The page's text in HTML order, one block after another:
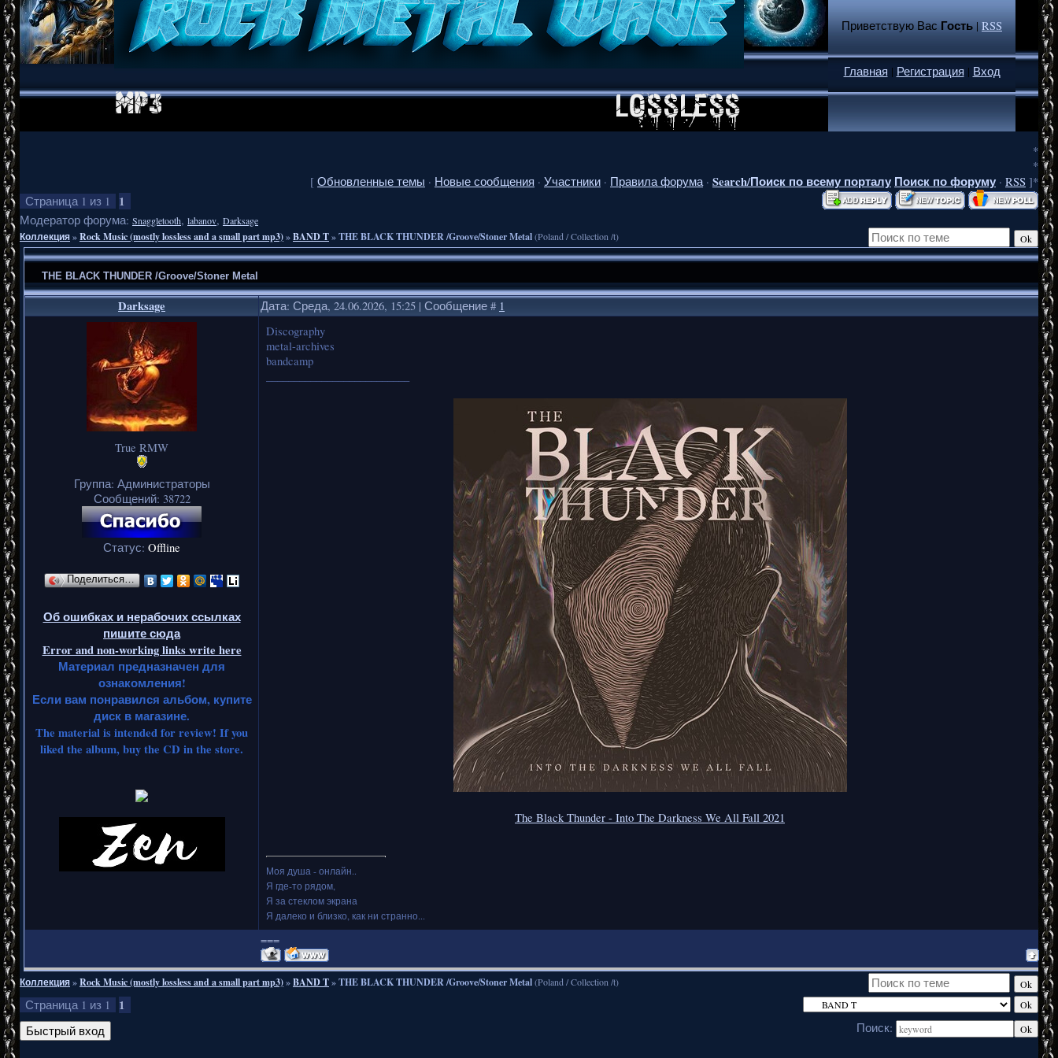
Приветствую Вас Гость|RSS
Главная | Регистрация | Вход
*
*
[ Обновленные темы · Новые сообщения · Участники · Правила форума · Search/Поиск по всему порталу Поиск по форуму · RSS ]*
Страница 1 из 1 1
Модератор форума: Snaggletooth, labanov, Darksage
Коллекция»Rock Music (mostly lossless and a small part mp3)»BAND T»THE BLACK THUNDER /Groove/Stoner Metal(Poland / Collection /t)
THE BLACK THUNDER /Groove/Stoner Metal
Darksage Дата: Среда, 24.06.2026, 15:25 | Сообщение # 1
True RMW
Группа: Администраторы
Сообщений: 38722
Статус: Offline
Поделиться…
Об ошибках и нерабочих ссылках
пишите сюда
Error and non-working links write here
Материал предназначен для
ознакомления!
Если вам понравился альбом, купите
диск в магазине.
The material is intended for review! If you
liked the album, buy the CD in the store.
Discography
metal-archives
bandcamp
The Black Thunder - Into The Darkness We All Fall 2021
Моя душа - онлайн..
Я где-то рядом,
Я за стеклом экрана
Я далеко и близко, как ни странно...
===
Коллекция»Rock Music (mostly lossless and a small part mp3)»BAND T»THE BLACK THUNDER /Groove/Stoner Metal(Poland / Collection /t)
Страница 1 из 1 1
Поиск: